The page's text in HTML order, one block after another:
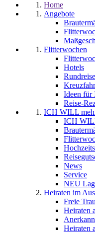
Home
Angebote
Flitterwochen
Hotels
Ideen für
Reise-
ICH WILL
ICH
News
Service
NEU
Heiraten im
Freie
Heiraten
Heiraten